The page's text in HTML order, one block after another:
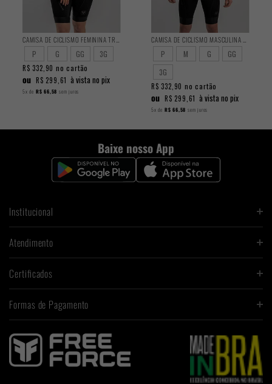
P G GG 3G
R$ 332,90 no cartão
ou R$ 299,61 à vista no pix
5x de R$ 66,58 sem juros
P M G
GG
3G
R$ 332,90 no cartão
ou R$ 299,61 à vista no pix
5x de R$ 66,58 sem juros
Baixe nosso App
Institucional
Atendimento
Certificados
Formas de Pagamento